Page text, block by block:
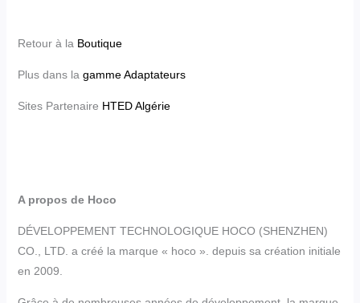
Retour à la Boutique
Plus dans la gamme Adaptateurs
Sites Partenaire HTED Algérie
A propos de Hoco
DÉVELOPPEMENT TECHNOLOGIQUE HOCO (SHENZHEN)
CO., LTD. a créé la marque « hoco ». depuis sa création initiale
en 2009.